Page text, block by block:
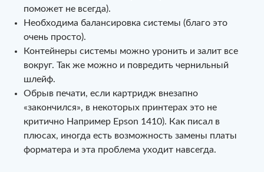
поможет не всегда).
Необходима балансировка системы (благо это
очень просто).
Контейнеры системы можно уронить и залит все
вокруг. Так же можно и повредить чернильный
шлейф.
Обрыв печати, если картридж внезапно
«закончился», в некоторых принтерах это не
критично Например Epson 1410). Как писал в
плюсах, иногда есть возможность замены платы
форматера и эта проблема уходит навсегда.